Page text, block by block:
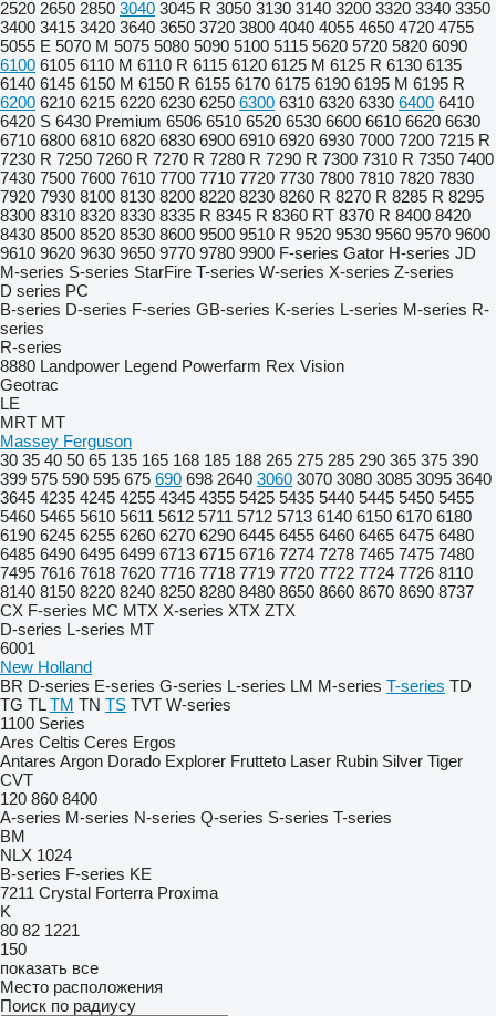
2520 2650 2850 3040 3045 R 3050 3130 3140 3200 3320 3340 3350
3400 3415 3420 3640 3650 3720 3800 4040 4055 4650 4720 4755
5055 E 5070 M 5075 5080 5090 5100 5115 5620 5720 5820 6090
6100 6105 6110 M 6110 R 6115 6120 6125 M 6125 R 6130 6135
6140 6145 6150 M 6150 R 6155 6170 6175 6190 6195 M 6195 R
6200 6210 6215 6220 6230 6250 6300 6310 6320 6330 6400 6410
6420 S 6430 Premium 6506 6510 6520 6530 6600 6610 6620 6630
6710 6800 6810 6820 6830 6900 6910 6920 6930 7000 7200 7215 R
7230 R 7250 7260 R 7270 R 7280 R 7290 R 7300 7310 R 7350 7400
7430 7500 7600 7610 7700 7710 7720 7730 7800 7810 7820 7830
7920 7930 8100 8130 8200 8220 8230 8260 R 8270 R 8285 R 8295
8300 8310 8320 8330 8335 R 8345 R 8360 RT 8370 R 8400 8420
8430 8500 8520 8530 8600 9500 9510 R 9520 9530 9560 9570 9600
9610 9620 9630 9650 9770 9780 9900 F-series Gator H-series JD
M-series S-series StarFire T-series W-series X-series Z-series
D series PC
B-series D-series F-series GB-series K-series L-series M-series R-
series
R-series
8880 Landpower Legend Powerfarm Rex Vision
Geotrac
LE
MRT MT
Massey Ferguson
30 35 40 50 65 135 165 168 185 188 265 275 285 290 365 375 390
399 575 590 595 675 690 698 2640 3060 3070 3080 3085 3095 3640
3645 4235 4245 4255 4345 4355 5425 5435 5440 5445 5450 5455
5460 5465 5610 5611 5612 5711 5712 5713 6140 6150 6170 6180
6190 6245 6255 6260 6270 6290 6445 6455 6460 6465 6475 6480
6485 6490 6495 6499 6713 6715 6716 7274 7278 7465 7475 7480
7495 7616 7618 7620 7716 7718 7719 7720 7722 7724 7726 8110
8140 8150 8220 8240 8250 8280 8480 8650 8660 8670 8690 8737
CX F-series MC MTX X-series XTX ZTX
D-series L-series MT
6001
New Holland
BR D-series E-series G-series L-series LM M-series T-series TD
TG TL TM TN TS TVT W-series
1100 Series
Ares Celtis Ceres Ergos
Antares Argon Dorado Explorer Frutteto Laser Rubin Silver Tiger
CVT
120 860 8400
A-series M-series N-series Q-series S-series T-series
BM
NLX 1024
B-series F-series KE
7211 Crystal Forterra Proxima
K
80 82 1221
150
показать все
Место расположения
Поиск по радиусу